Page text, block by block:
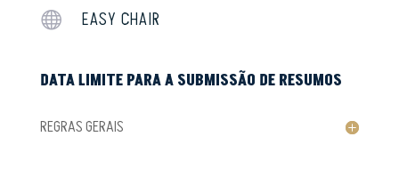
 EASY CHAIR
DATA LIMITE PARA A SUBMISSÃO DE RESUMOS
REGRAS GERAIS